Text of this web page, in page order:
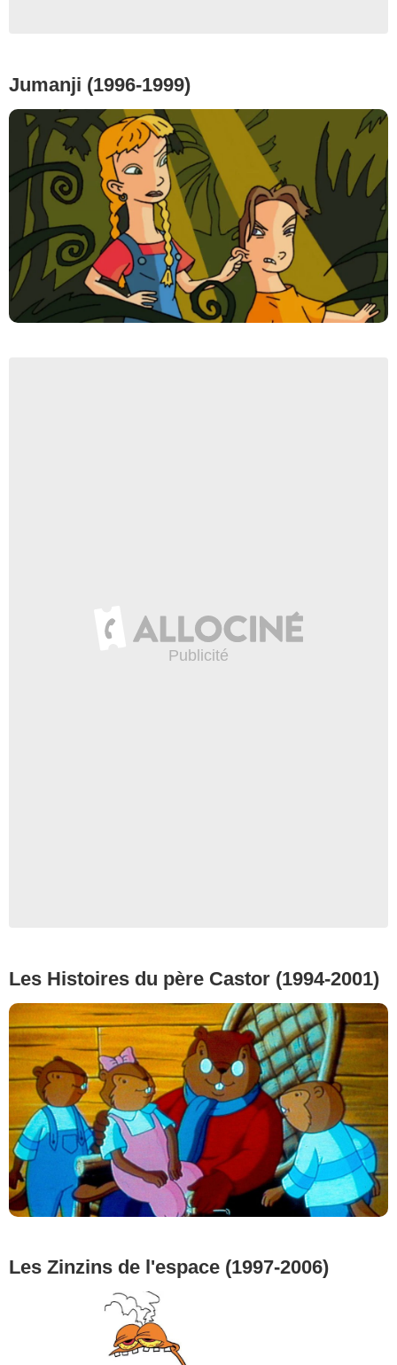
Jumanji (1996-1999)
Les Histoires du père Castor (1994-2001)
Les Zinzins de l'espace (1997-2006)